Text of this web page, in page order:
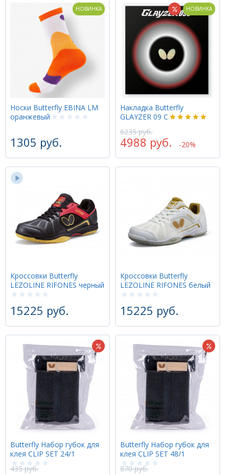
НОВИНКА
Носки Butterfly EBINA LM
оранжевый
1305 руб.
НОВИНКА
Накладка Butterfly
GLAYZER 09 C
6235 руб.
4988 руб. -20%
Кроссовки Butterfly
LEZOLINE RIFONES черный
15225 руб.
Кроссовки Butterfly
LEZOLINE RIFONES белый
15225 руб.
Butterfly Набор губок для
клея CLIP SET 24/1
435 руб.
Butterfly Набор губок для
клея CLIP SET 48/1
870 руб.